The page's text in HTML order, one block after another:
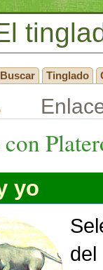
Buscar Tinglado
con
yo